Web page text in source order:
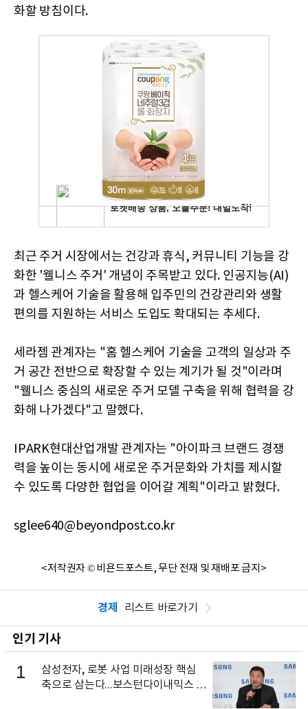
화할 방침이다.
최근 주거 시장에서는 건강과 휴식, 커뮤니티 기능을 강
화한 '웰니스 주거' 개념이 주목받고 있다. 인공지능(AI)
과 헬스케어 기술을 활용해 입주민의 건강관리와 생활
편의를 지원하는 서비스 도입도 확대되는 추세다.
세라젬 관계자는 "홈 헬스케어 기술을 고객의 일상과 주
거 공간 전반으로 확장할 수 있는 계기가 될 것"이라며
"웰니스 중심의 새로운 주거 모델 구축을 위해 협력을 강
화해 나가겠다"고 말했다.
IPARK현대산업개발 관계자는 "아이파크 브랜드 경쟁
력을 높이는 동시에 새로운 주거문화와 가치를 제시할
수 있도록 다양한 협업을 이어갈 계획"이라고 밝혔다.
sglee640@beyondpost.co.kr
<저작권자 © 비욘드포스트, 무단 전재 및 재배포 금지>
경제 리스트 바로가기
인기 기사
1
삼성전자, 로봇 사업 미래성장 핵심
축으로 삼는다...보스턴다이내믹스 출